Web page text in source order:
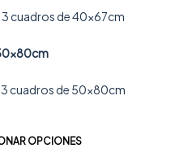
cuadros de 40x67cm
cuadros de 50x80cm
OPCIONES